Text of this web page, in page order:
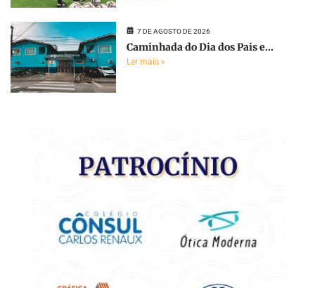
7 DE AGOSTO DE 2026
Caminhada do Dia dos Pais e...
Ler mais »